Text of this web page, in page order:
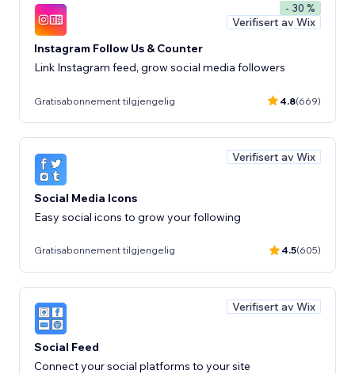
- 30 %
Verifisert av Wix
Instagram Follow Us & Counter
Link Instagram feed, grow social media followers
Gratisabonnement tilgjengelig 4.8(669)
Verifisert av Wix
Social Media Icons
Easy social icons to grow your following
Gratisabonnement tilgjengelig 4.5(605)
Verifisert av Wix
Social Feed
Connect your social platforms to your site